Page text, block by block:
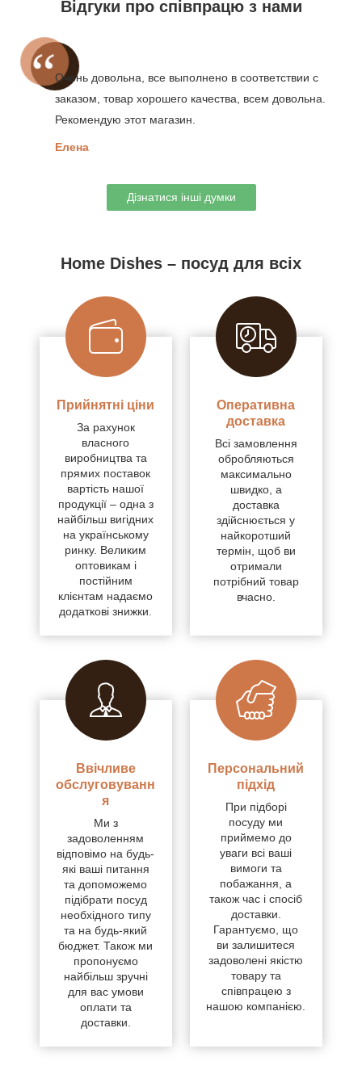
Відгуки про співпрацю з нами
Очень довольна, все выполнено в соответствии с
заказом, товар хорошего качества, всем довольна.
Рекомендую этот магазин.
Елена
Дізнатися інші думки
Home Dishes – посуд для всіх
Прийнятні ціни
За рахунок
власного
виробництва та
прямих поставок
вартість нашої
продукції – одна з
найбільш вигідних
на українському
ринку. Великим
оптовикам і
постійним
клієнтам надаємо
додаткові знижки.
Оперативна
доставка
Всі замовлення
обробляються
максимально
швидко, а
доставка
здійснюється у
найкоротший
термін, щоб ви
отримали
потрібний товар
вчасно.
Ввічливе
обслуговуванн
я
Ми з
задоволенням
відповімо на будь-
які ваші питання
та допоможемо
підібрати посуд
необхідного типу
та на будь-який
бюджет. Також ми
пропонуємо
найбільш зручні
для вас умови
оплати та
доставки.
Персональний
підхід
При підборі
посуду ми
приймемо до
уваги всі ваші
вимоги та
побажання, а
також час і спосіб
доставки.
Гарантуємо, що
ви залишитеся
задоволені якістю
товару та
співпрацею з
нашою компанією.